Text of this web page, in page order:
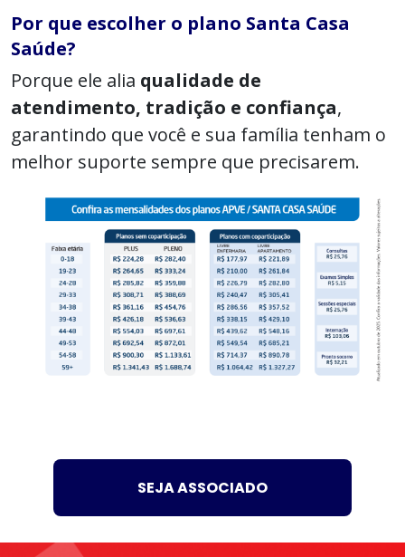
Por que escolher o plano Santa Casa
Saúde?
Porque ele alia qualidade de
atendimento, tradição e confiança,
garantindo que você e sua família tenham o
melhor suporte sempre que precisarem.
SEJA ASSOCIADO